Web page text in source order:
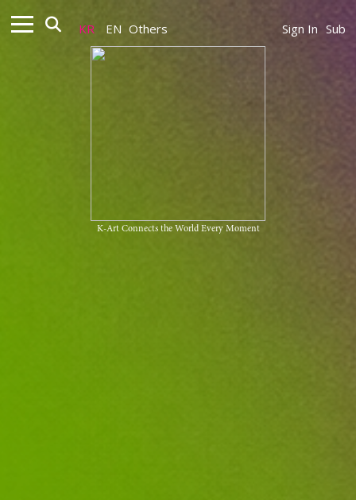
KR EN Others Sign In Sub
K-Art Connects the World Every Moment